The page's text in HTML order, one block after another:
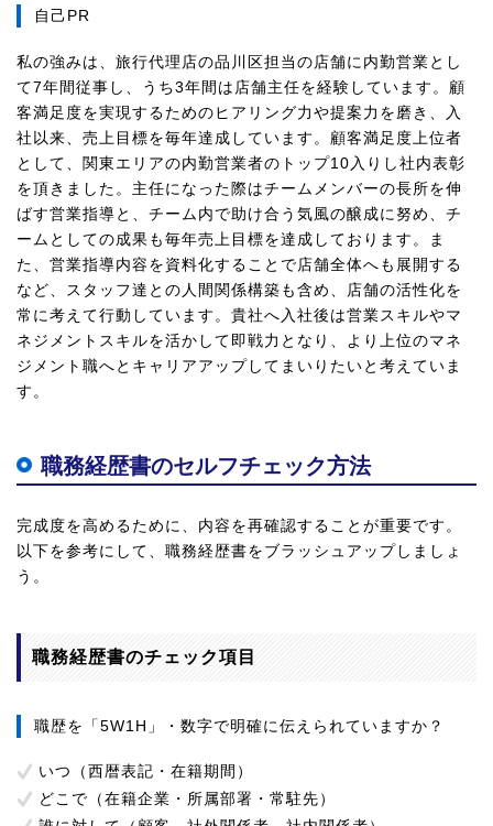
自己PR
私の強みは、旅行代理店の品川区担当の店舗に内勤営業とし
て7年間従事し、うち3年間は店舗主任を経験しています。顧
客満足度を実現するためのヒアリング力や提案力を磨き、入
社以来、売上目標を毎年達成しています。顧客満足度上位者
として、関東エリアの内勤営業者のトップ10入りし社内表彰
を頂きました。主任になった際はチームメンバーの長所を伸
ばす営業指導と、チーム内で助け合う気風の醸成に努め、チ
ームとしての成果も毎年売上目標を達成しております。ま
た、営業指導内容を資料化することで店舗全体へも展開する
など、スタッフ達との人間関係構築も含め、店舗の活性化を
常に考えて行動しています。貴社へ入社後は営業スキルやマ
ネジメントスキルを活かして即戦力となり、より上位のマネ
ジメント職へとキャリアアップしてまいりたいと考えていま
す。
職務経歴書のセルフチェック方法
完成度を高めるために、内容を再確認することが重要です。
以下を参考にして、職務経歴書をブラッシュアップしましょ
う。
職務経歴書のチェック項目
職歴を「5W1H」・数字で明確に伝えられていますか？
いつ（西暦表記・在籍期間）
どこで（在籍企業・所属部署・常駐先）